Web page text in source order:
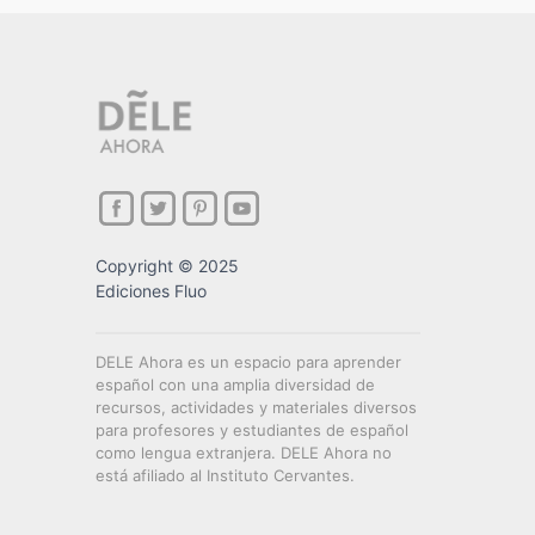
Copyright © 2025
Ediciones Fluo
DELE Ahora es un espacio para aprender
español con una amplia diversidad de
recursos, actividades y materiales diversos
para profesores y estudiantes de español
como lengua extranjera. DELE Ahora no
está afiliado al Instituto Cervantes.